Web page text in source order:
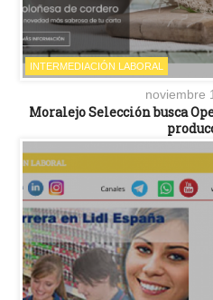
INTERMEDIACIÓN LABORAL
noviembre
Moralejo Selección busca